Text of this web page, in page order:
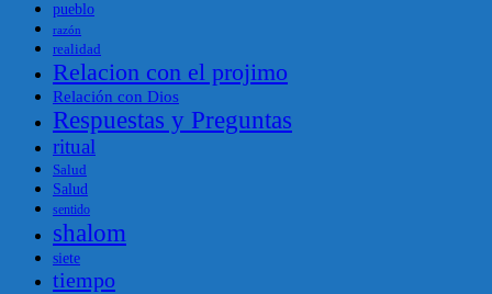
pueblo
razón
realidad
Relacion con el projimo
Relación con Dios
Respuestas y Preguntas
ritual
Salud
Salud
sentido
shalom
siete
tiempo